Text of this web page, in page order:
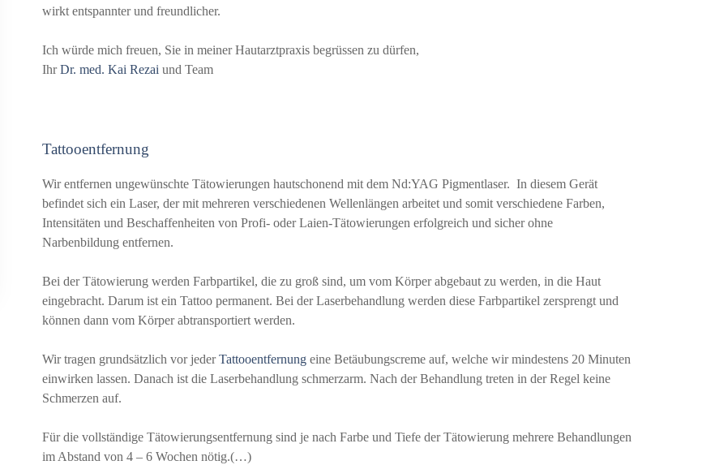
wirkt entspannter und freundlicher.
Ich würde mich freuen, Sie in meiner Hautarztpraxis begrüssen zu dürfen,
IhrDr. med. Kai Rezai und Team
Tattooentfernung
Wir entfernen ungewünschte Tätowierungen hautschonend mit dem Nd:YAG Pigmentlaser. In diesem Gerät
befindet sich ein Laser, der mit mehreren verschiedenen Wellenlängen arbeitet und somit verschiedene Farben,
Intensitäten und Beschaffenheiten von Profi- oder Laien-Tätowierungen erfolgreich und sicher ohne
Narbenbildung entfernen.
Bei der Tätowierung werden Farbpartikel, die zu groß sind, um vom Körper abgebaut zu werden, in die Haut
eingebracht. Darum ist ein Tattoo permanent. Bei der Laserbehandlung werden diese Farbpartikel zersprengt und
können dann vom Körper abtransportiert werden.
Wir tragen grundsätzlich vor jederTattooentfernungeine Betäubungscreme auf, welche wir mindestens 20 Minuten
einwirken lassen. Danach ist die Laserbehandlung schmerzarm. Nach der Behandlung treten in der Regel keine
Schmerzen auf.
Für die vollständige Tätowierungsentfernung sind je nach Farbe und Tiefe der Tätowierung mehrere Behandlungen
im Abstand von 4 – 6 Wochen nötig.(…)